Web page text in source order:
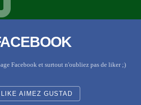
Facebook et surtout n'oubliez pas de liker ;)
LIKE AIMEZ GUSTAD